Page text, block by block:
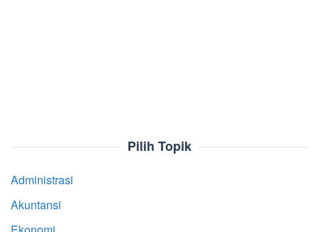
Pilih Topik
Administrasi
Akuntansi